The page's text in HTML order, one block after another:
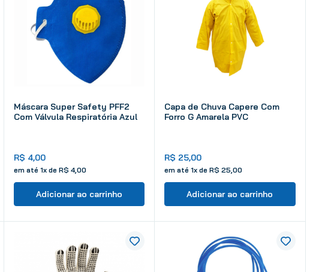
Máscara Super Safety PFF2
Com Válvula Respiratória Azul
R$ 4,00
em até 1x de R$ 4,00
Adicionar ao carrinho
Capa de Chuva Capere Com
Forro G Amarela PVC
R$ 25,00
em até 1x de R$ 25,00
Adicionar ao carrinho